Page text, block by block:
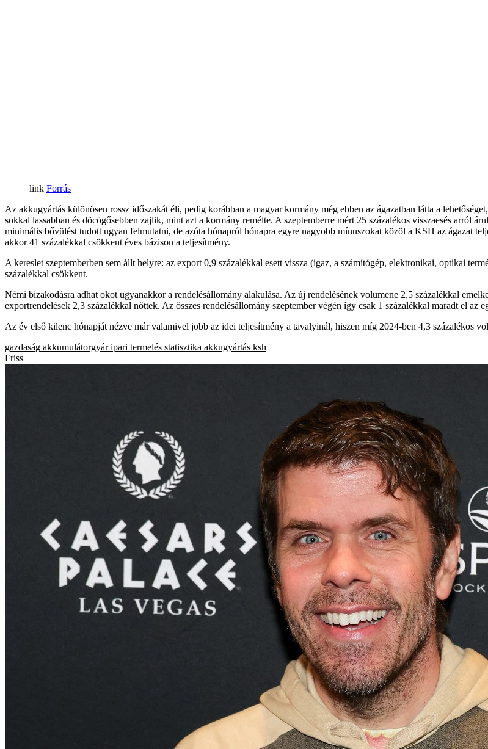
Forrás
Az akkugyártás különösen rossz időszakát éli, pedig korábban a magyar kormány még ebben az ágazatban látta a
sokkal lassabban és döcögősebben zajlik, mint azt a kormány remélte. A szeptemberre mért 25 százalékos visszaesés arról
minimális bővülést tudott ugyan felmutatni, de azóta hónapról hónapra egyre nagyobb mínuszokat közöl a KSH az ágazat
akkor 41 százalékkal csökkent éves bázison a teljesítmény.
A kereslet szeptemberben sem állt helyre: az export 0,9 százalékkal esett vissza (igaz, a számítógép, elektronikai, optikai
százalékkal csökkent.
Némi bizakodásra adhat okot ugyanakkor a rendelésállomány alakulása. Az új rendelésének volumene 2,5 százalékkal
exportrendelések 2,3 százalékkal nőttek. Az összes rendelésállomány szeptember végén így csak 1 százalékkal maradt el az
Az év első kilenc hónapját nézve már valamivel jobb az idei teljesítmény a tavalyinál, hiszen míg 2024-ben 4,3 százalékos
gazdaság akkumulátorgyár ipari termelés statisztika akkugyártás ksh
Friss